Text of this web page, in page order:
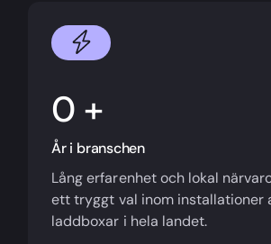
+
År i branschen
Lång erfarenhet och lokal
ett tryggt val inom installationer
laddboxar i hela landet.